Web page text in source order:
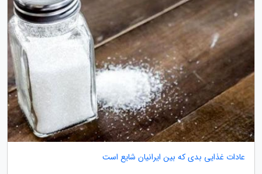
عادات غذایی بدی که بین ایرانیان شایع است